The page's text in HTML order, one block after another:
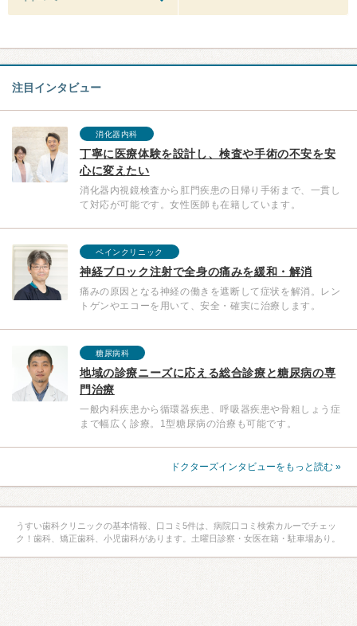
注目インタビュー
消化器内科
丁寧に医療体験を設計し、検査や手術の不安を安
心に変えたい
消化器内視鏡検査から肛門疾患の日帰り手術まで、一貫し
て対応が可能です。女性医師も在籍しています。
ペインクリニック
神経ブロック注射で全身の痛みを緩和・解消
痛みの原因となる神経の働きを遮断して症状を解消。レン
トゲンやエコーを用いて、安全・確実に治療します。
糖尿病科
地域の診療ニーズに応える総合診療と糖尿病の専
門治療
一般内科疾患から循環器疾患、呼吸器疾患や骨粗しょう症
まで幅広く診療。1型糖尿病の治療も可能です。
ドクターズインタビューをもっと読む »
うすい歯科クリニックの基本情報、口コミ5件は、病院口コミ検索カルーでチェッ
ク！歯科、矯正歯科、小児歯科があります。土曜日診察・女医在籍・駐車場あり。